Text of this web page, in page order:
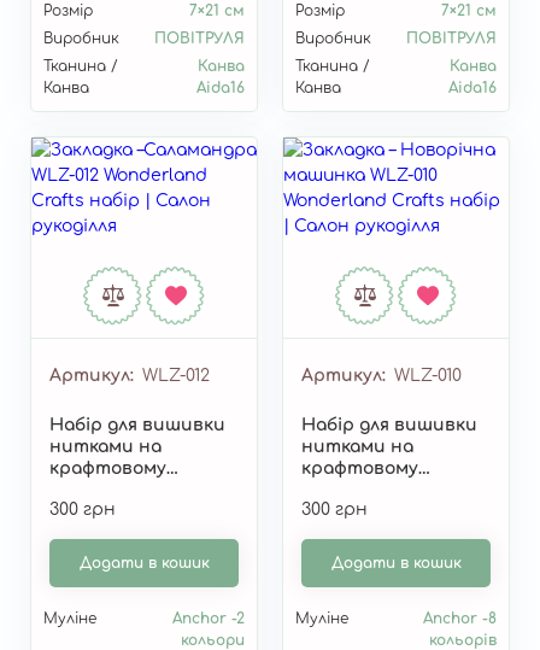
Розмір
7×21 см
Виробник
ПОВІТРУЛЯ
Тканина /
Канва
Канва
Aida16
Розмір
7×21 см
Виробник
ПОВІТРУЛЯ
Тканина /
Канва
Канва
Aida16
Артикул WLZ-012
Набір для вишивки
нитками на
крафтовому
Саламандра» WLZ-
300 грн
Додати в кошик
Муліне
Anchor -2
кольори
Артикул WLZ-010
Набір для вишивки
нитками на
крафтовому
Новорічна
300 грн
Додати в кошик
Муліне
Anchor -8
кольорів